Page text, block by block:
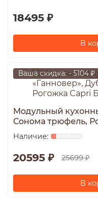
18495 ₽
В
Ваша скидка: - 5104 ₽
Модульный
Сонома трюфель,
20595 ₽ 25699 ₽
В